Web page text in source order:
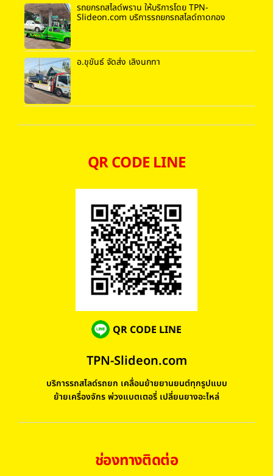
รถยกรถสไลด์พราน ให้บริการโดย TPN-
Slideon.com บริการรถยกรถสไลด์ถาดกอง
อ.ขุขันธ์ จัดส่ง เลิงนกทา
QR CODE LINE
QR CODE LINE
TPN-Slideon.com
บริการรถสไลด์รถยก เคลื่อนย้ายยานยนต์ทุกรูปแบบ
ย้ายเครื่องจักร พ่วงแบตเตอรี่ เปลี่ยนยางอะไหล่
ช่องทางติดต่อ